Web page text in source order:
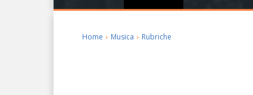
Home Musica Rubriche